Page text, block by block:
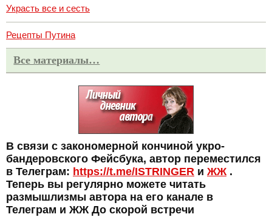
Украсть все и сесть
Рецепты Путина
Все материалы…
В связи с закономерной кончиной укро-
бандеровского Фейсбука, автор переместился
в Телеграм: https://t.me/ISTRINGER и ЖЖ.
Теперь вы регулярно можете читать
размышлизмы автора на его канале в
Телеграм и ЖЖ До скорой встречи